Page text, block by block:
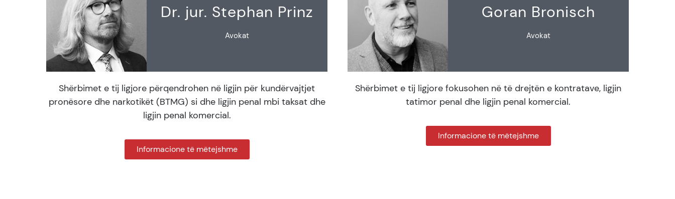
Dr. jur. Stephan Prinz
Avokat
Shërbimet e tij ligjore përqendrohen në ligjin për kundërvajtjet
pronësore dhe narkotikët (BTMG) si dhe ligjin penal mbi taksat dhe
ligjin penal komercial.
Informacione të mëtejshme
Goran Bronisch
Avokat
Shërbimet e tij ligjore fokusohen në të drejtën e kontratave, ligjin
tatimor penal dhe ligjin penal komercial.
Informacione të mëtejshme